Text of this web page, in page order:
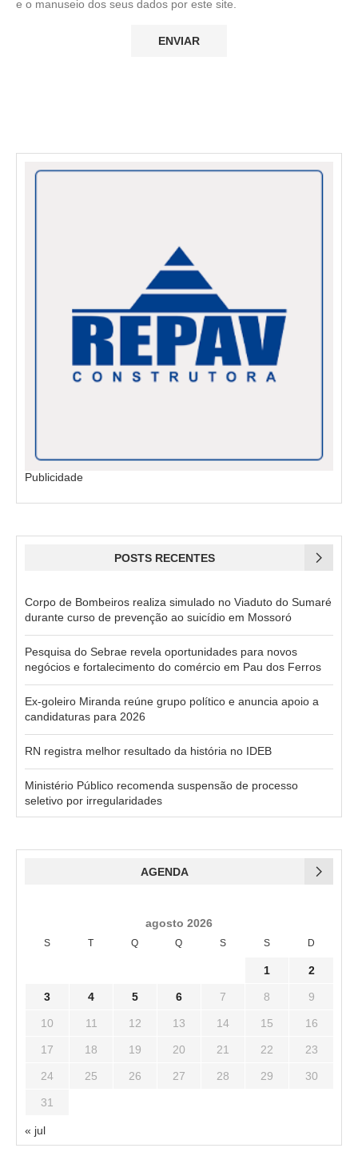
e o manuseio dos seus dados por este site.
Publicidade
POSTS RECENTES
Corpo de Bombeiros realiza simulado no Viaduto do Sumaré
durante curso de prevenção ao suicídio em Mossoró
Pesquisa do Sebrae revela oportunidades para novos
negócios e fortalecimento do comércio em Pau dos Ferros
Ex-goleiro Miranda reúne grupo político e anuncia apoio a
candidaturas para 2026
RN registra melhor resultado da história no IDEB
Ministério Público recomenda suspensão de processo
seletivo por irregularidades
AGENDA
agosto 2026
S T Q Q S S D
1 2
3 4 5 6 7 8 9
10 11 12 13 14 15 16
17 18 19 20 21 22 23
24 25 26 27 28 29 30
31
« jul